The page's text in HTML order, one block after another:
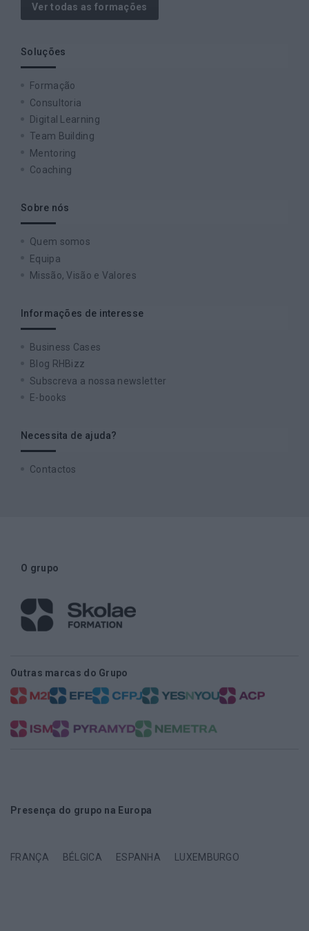
Ver todas as formações
Soluções
Formação
Consultoria
Digital Learning
Team Building
Mentoring
Coaching
Sobre nós
Quem somos
Equipa
Missão, Visão e Valores
Informações de interesse
Business Cases
Blog RHBizz
Subscreva a nossa newsletter
E-books
Necessita de ajuda?
Contactos
O grupo
Outras marcas do Grupo
Presença do grupo na Europa
FRANÇA BÉLGICA ESPANHA LUXEMBURGO